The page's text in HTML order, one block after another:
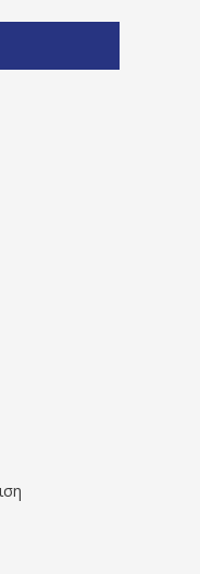
]